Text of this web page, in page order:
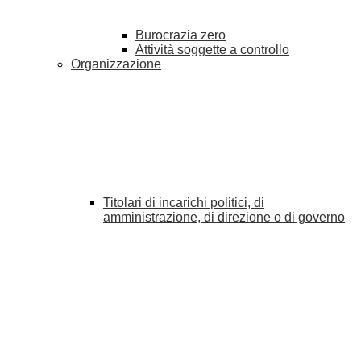
Burocrazia zero
Attività soggette a controllo
Organizzazione
Titolari di incarichi politici, di
amministrazione, di direzione o di governo